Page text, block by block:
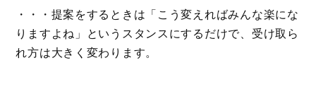
・・・提案をするときは「こう変えればみんな楽にな
りますよね」というスタンスにするだけで、受け取ら
れ方は大きく変わります。